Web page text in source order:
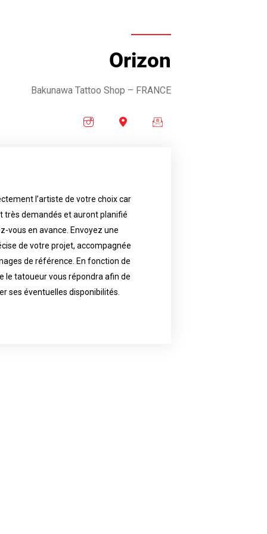
Orizon
Bakunawa Tattoo Shop – FRANCE
l’artiste de votre choix car
très demandés et auront planifié
vous en avance. Envoyez une
de votre projet, accompagnée
de référence. En fonction de
le tatoueur vous répondra afin de
ses éventuelles disponibilités.
the artist of your choice because
demand and will have planned
in advance. Send an accurate
your project, if possible attached
images. Depending your request,
will answer to tell you his
availability.